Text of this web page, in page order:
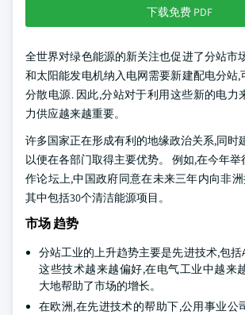
下载免费 PDF
全世界对绿色能源的新关注也促进了分站市
和太阳能发电机纳入电网需要新建配电分站,
分散电源. 因此,分站对于利用这些新的电力
力供应越来越重要。
许多国家正在形成有利的地缘政治关系,同时
以便在各部门取得主要优势。 例如,在今年举
作论坛上,中国政府同意在未来三年内向非
其中包括30个清洁能源项目。
市场 趋势
分站工业的上升趋势主要是先进技术,包括
这些技术越来越偏好,在电气工业中越来
大地帮助了市场的增长。
在欧洲,在先进技术的帮助下,公用事业公